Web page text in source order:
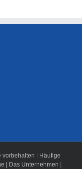
vorbehalten | Häufige
| Das Unternehmen |